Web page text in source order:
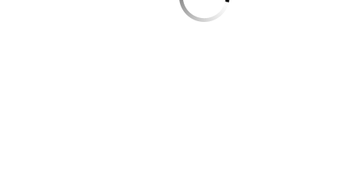
Observ 520X Pigment